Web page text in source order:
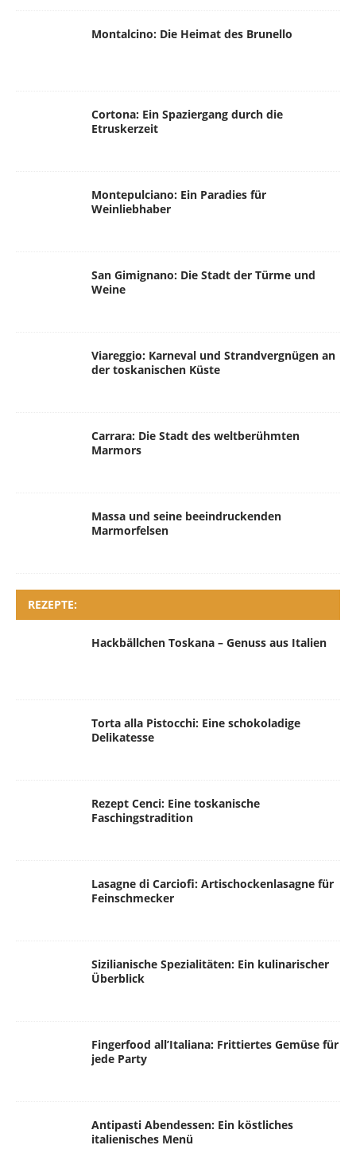
Montalcino: Die Heimat des Brunello
Cortona: Ein Spaziergang durch die
Etruskerzeit
Montepulciano: Ein Paradies für
Weinliebhaber
San Gimignano: Die Stadt der Türme und
Weine
Viareggio: Karneval und Strandvergnügen an
der toskanischen Küste
Carrara: Die Stadt des weltberühmten
Marmors
Massa und seine beeindruckenden
Marmorfelsen
REZEPTE:
Hackbällchen Toskana – Genuss aus Italien
Torta alla Pistocchi: Eine schokoladige
Delikatesse
Rezept Cenci: Eine toskanische
Faschingstradition
Lasagne di Carciofi: Artischockenlasagne für
Feinschmecker
Sizilianische Spezialitäten: Ein kulinarischer
Überblick
Fingerfood all’Italiana: Frittiertes Gemüse für
jede Party
Antipasti Abendessen: Ein köstliches
italienisches Menü